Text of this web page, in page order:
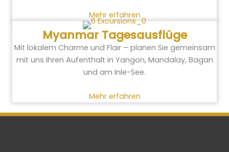
Mehr erfahren
Myanmar Tagesausflüge
Mit lokalem Charme und Flair – planen Sie gemeinsam
mit uns Ihren Aufenthalt in Yangon, Mandalay, Bagan
und am Inle-See.
Mehr erfahren